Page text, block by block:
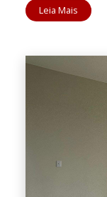
Leia Mais